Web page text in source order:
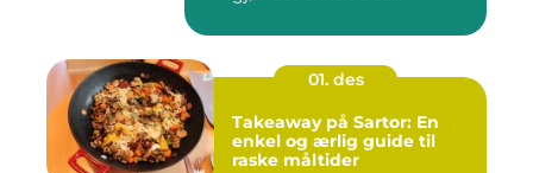
01. des
Takeaway på Sartor: En
enkel og ærlig guide til
raske måltider